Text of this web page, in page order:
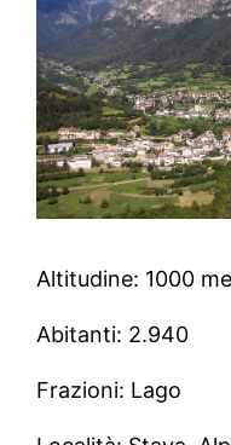
Altitudine: 1000
Abitanti: 2.940
Frazioni: Lago